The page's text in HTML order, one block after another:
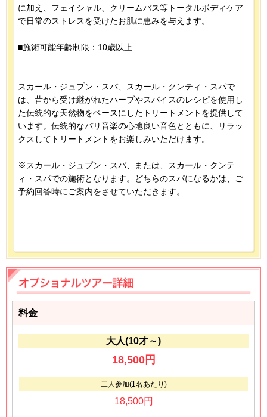
に加え、フェイシャル、クリームバス等トータルボディケア
で日常のストレスを受けたお肌に恵みを与えます。
■施術可能年齢制限：10歳以上
スカール・ジュプン・スパ、スカール・クンティ・スパで
は、昔から受け継がれたハーブやスパイスのレシピを使用し
た伝統的な天然物をベースにしたトリートメントを提供して
います。伝統的なバリ音楽の心地良い音色とともに、リラッ
クスしてトリートメントをお楽しみいただけます。
※スカール・ジュプン・スパ、または、スカール・クンテ
ィ・スパでの施術となります。どちらのスパになるかは、ご
予約回答時にご案内をさせていただきます。
料金
大人(10才～)
18,500円
二人参加(1名あたり)
18,500円